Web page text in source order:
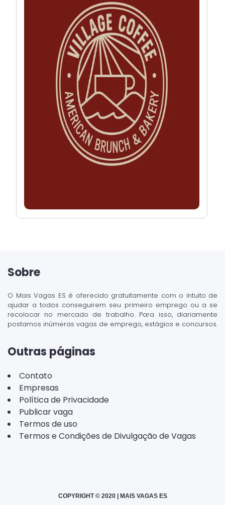
Sobre
O Mais Vagas ES é oferecido gratuitamente com o intuito de
ajudar a todos conseguirem seu primeiro emprego ou a se
recolocar no mercado de trabalho. Para isso, diariamente
postamos inúmeras vagas de emprego, estágios e concursos.
Outras páginas
Contato
Empresas
Política de Privacidade
Publicar vaga
Termos de uso
Termos e Condições de Divulgação de Vagas
COPYRIGHT © 2020 | MAIS VAGAS ES